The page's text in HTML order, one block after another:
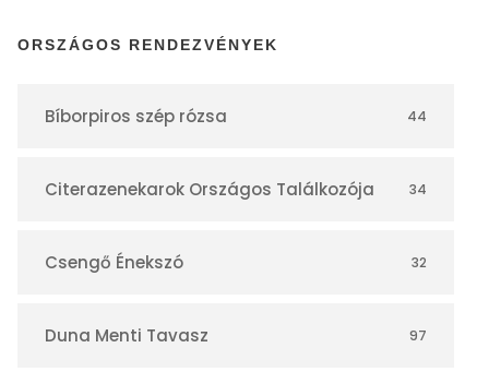
n
a
á
r
ORSZÁGOS RENDEZVÉNYEK
Bíborpiros szép rózsa 44
Citerazenekarok Országos Találkozója 34
Csengő Énekszó 32
Duna Menti Tavasz 97